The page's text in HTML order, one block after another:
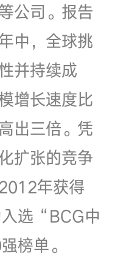
公司。报告
中，全球挑
并持续成
增长速度比
出三倍。凭
扩张的竞争
年获得
选“BCG中
榜单。